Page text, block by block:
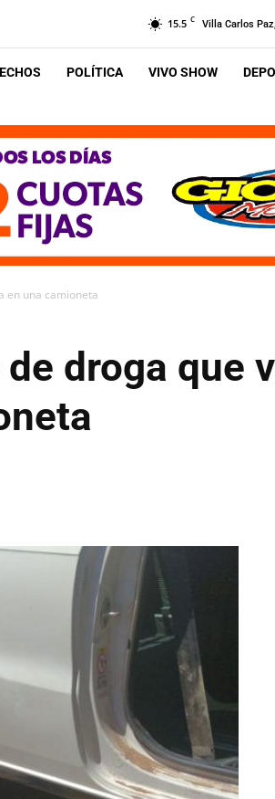
15.5 C Villa Carlos
POLÍTICA VIVO SHOW
en una camioneta
droga que